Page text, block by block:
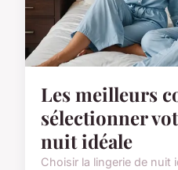
Les meilleurs
sélectionner
nuit idéale
Choisir la lingerie de nuit